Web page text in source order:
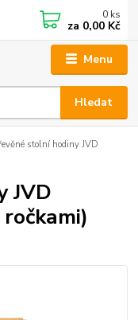
Menu
Hledat
0 ks
za 0,00 Kč
stolní hodiny JVD
JVD